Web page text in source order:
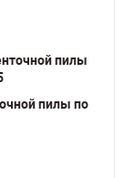
пилы по